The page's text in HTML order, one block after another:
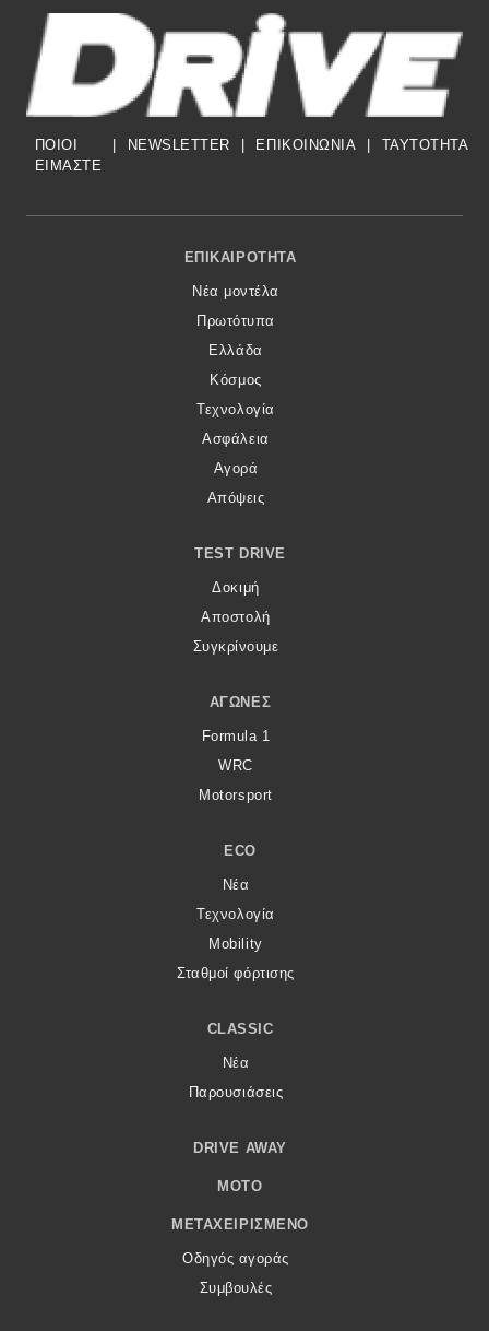
ΠΟΙΟΙ
ΕΙΜΑΣΤΕ
NEWSLETTER ΕΠΙΚΟΙΝΩΝΙΑ TAYTOTHTA
Footer Menu
ΕΠΙΚΑΙΡΌΤΗΤΑ
Νέα μοντέλα
Πρωτότυπα
Ελλάδα
Κόσμος
Τεχνολογία
Ασφάλεια
Αγορά
Απόψεις
TEST DRIVE
Δοκιμή
Αποστολή
Συγκρίνουμε
ΑΓΏΝΕΣ
Formula 1
WRC
Motorsport
ECO
Νέα
Τεχνολογία
Mobility
Σταθμοί φόρτισης
CLASSIC
Νέα
Παρουσιάσεις
DRIVE AWAY
MOTO
ΜΕΤΑΧΕΙΡΙΣΜΈΝΟ
Οδηγός αγοράς
Συμβουλές